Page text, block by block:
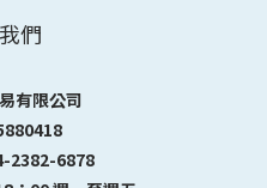
們
有限公司
2382-6878